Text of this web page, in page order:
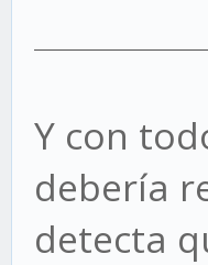
Y con
debería
detecta